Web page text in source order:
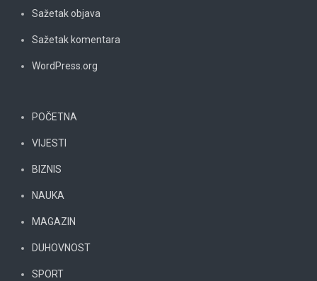
Sažetak objava
Sažetak komentara
WordPress.org
POČETNA
VIJESTI
BIZNIS
NAUKA
MAGAZIN
DUHOVNOST
SPORT